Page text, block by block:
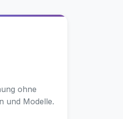
ohne
und Modelle.